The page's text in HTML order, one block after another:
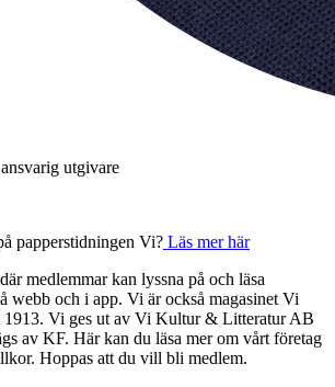
utgivare
papperstidningen Vi? Läs mer här
medlemmar kan lyssna på och läsa
webb och i app. Vi är också magasinet Vi
1913. Vi ges ut av Vi Kultur & Litteratur AB
av KF. Här kan du läsa mer om vårt företag
Hoppas att du vill bli medlem.